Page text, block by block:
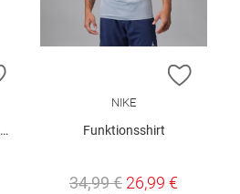
ZUR WUNSCHLISTE HINZUFÜGEN
ZUR
NIKE
Funktionsshirt
34,99 € 26,99 €